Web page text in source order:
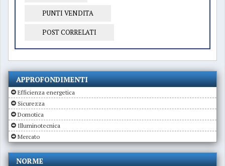
PUNTI VENDITA
POST CORRELATI
APPROFONDIMENTI
Efficienza energetica
Sicurezza
Domotica
Illuminotecnica
Mercato
NORME